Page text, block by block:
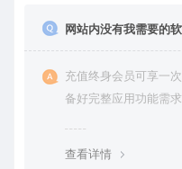
网站内没有我需要的
充值终身会员可享一
备好完整应用功能需
查看详情